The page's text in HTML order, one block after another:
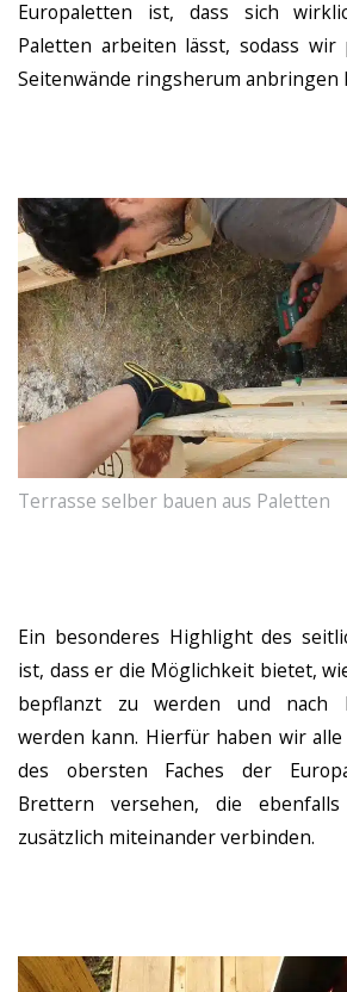
Europaletten ist, dass sich
Paletten arbeiten lässt, sodass wir
Seitenwände ringsherum anbringen
Terrasse selber bauen aus Paletten
Ein besonderes Highlight des
ist, dass er die Möglichkeit bietet,
bepflanzt zu werden und nach
werden kann. Hierfür haben wir
des obersten Faches der
Brettern versehen, die ebenfalls
zusätzlich miteinander verbinden.